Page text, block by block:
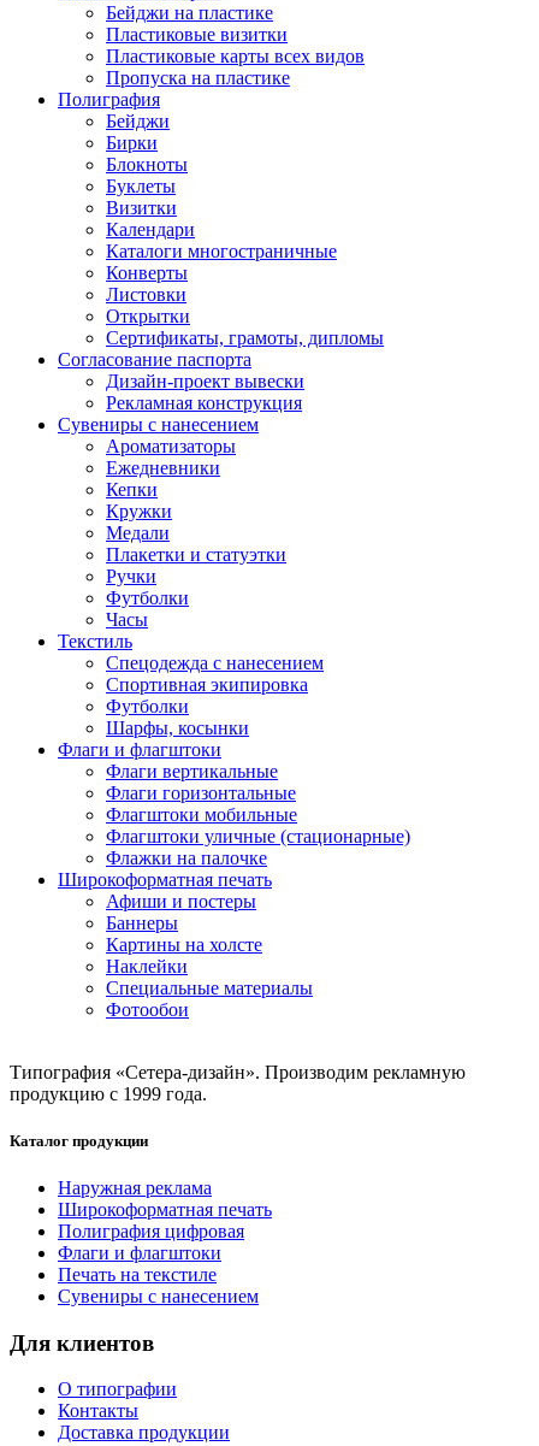
Бейджи на пластике
Пластиковые визитки
Пластиковые карты всех видов
Пропуска на пластике
Полиграфия
Бейджи
Бирки
Блокноты
Буклеты
Визитки
Календари
Каталоги многостраничные
Конверты
Листовки
Открытки
Сертификаты, грамоты, дипломы
Согласование паспорта
Дизайн-проект вывески
Рекламная конструкция
Сувениры с нанесением
Ароматизаторы
Ежедневники
Кепки
Кружки
Медали
Плакетки и статуэтки
Ручки
Футболки
Часы
Текстиль
Спецодежда с нанесением
Спортивная экипировка
Футболки
Шарфы, косынки
Флаги и флагштоки
Флаги вертикальные
Флаги горизонтальные
Флагштоки мобильные
Флагштоки уличные (стационарные)
Флажки на палочке
Широкоформатная печать
Афиши и постеры
Баннеры
Картины на холсте
Наклейки
Специальные материалы
Фотообои
Типография «Сетера-дизайн». Производим рекламную
продукцию с 1999 года.
Каталог продукции
Наружная реклама
Широкоформатная печать
Полиграфия цифровая
Флаги и флагштоки
Печать на текстиле
Сувениры с нанесением
Для клиентов
О типографии
Контакты
Доставка продукции